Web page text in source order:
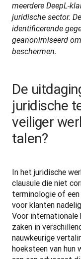
meerdere DeepL-
juridische sector.
identificerende
geanonimiseerd
beschermen.
De
juridische
veiliger
talen?
In het juridische
clausule die niet
terminologie of
voor klanten
Voor internationale
zaken in
nauwkeurige
hoeksteen van hun